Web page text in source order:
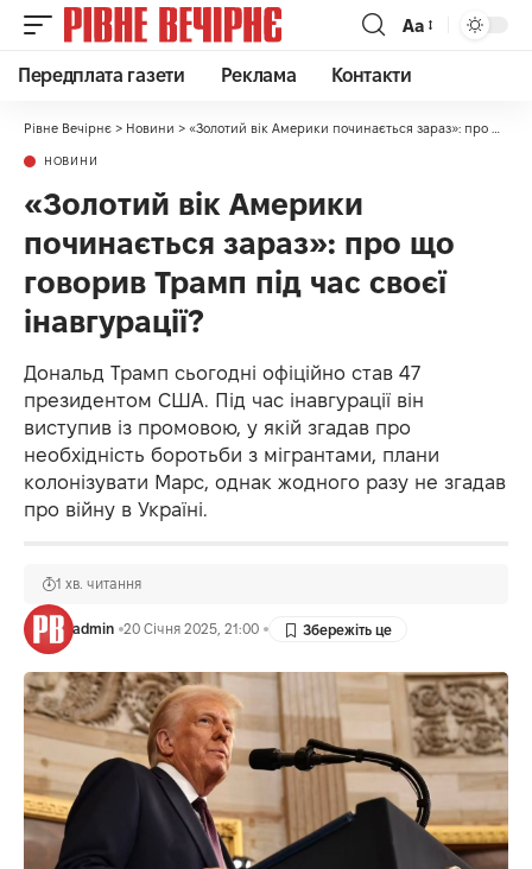
Аа
Передплата газети Реклама Контакти
Рівне Вечірнє > Новини > «Золотий вік Америки починається зараз»: про що говорив Трамп під час своєї інавгурації?
НОВИНИ
«Золотий вік Америки
починається зараз»: про що
говорив Трамп під час своєї
інавгурації?
Дональд Трамп сьогодні офіційно став 47
президентом США. Під час інавгурації він
виступив із промовою, у якій згадав про
необхідність боротьби з мігрантами, плани
колонізувати Марс, однак жодного разу не згадав
про війну в Україні.
admin 20 Січня 2025, 21:00
1 хв. читання